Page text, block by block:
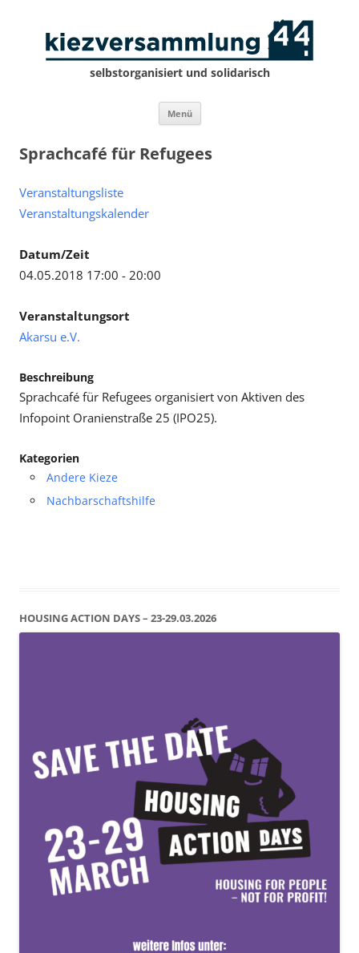
selbstorganisiert und solidarisch
Menü Zum
springen
Sprachcafé für Refugees
Veranstaltungsliste
Veranstaltungskalender
Datum/Zeit
04.05.2018 17:00 - 20:00
Veranstaltungsort
Akarsu e.V.
Beschreibung
Sprachcafé für Refugees organisiert von Aktiven des
Infopoint Oranienstraße 25 (IPO25).
Kategorien
Andere Kieze
Nachbarschaftshilfe
HOUSING ACTION DAYS – 23-29.03.2026